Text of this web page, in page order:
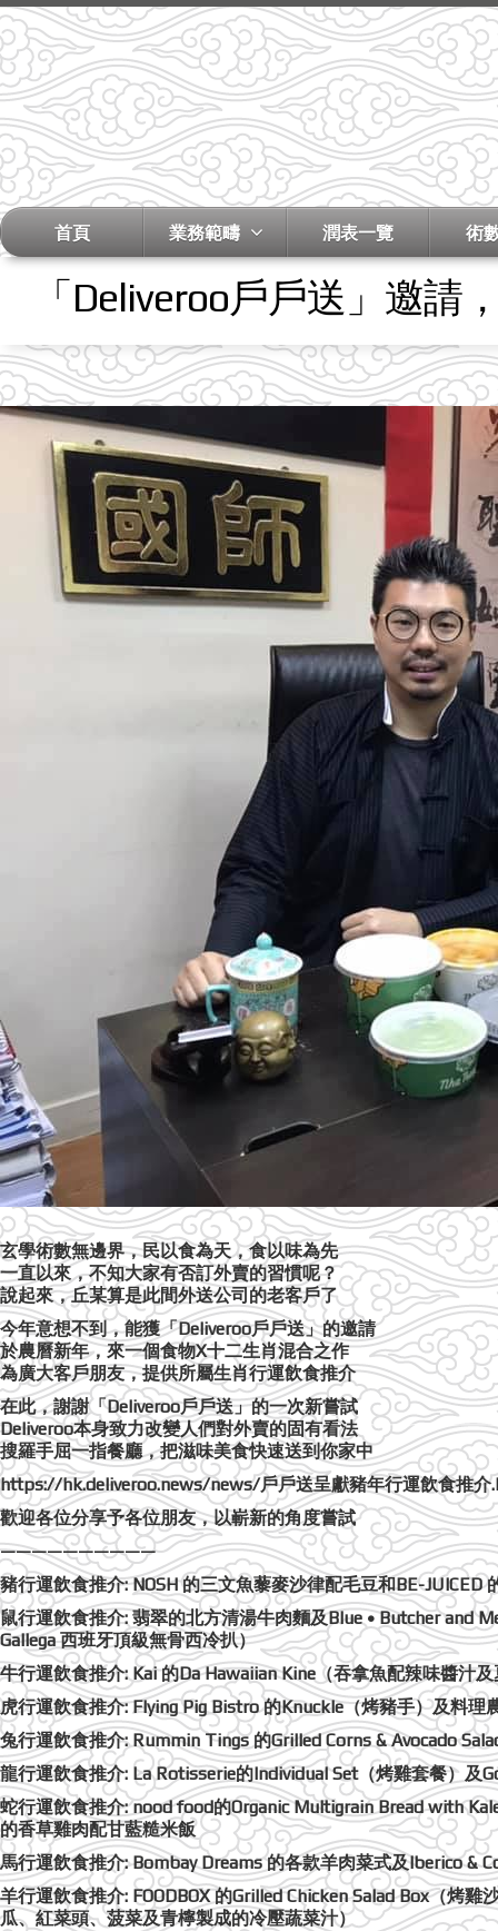
首頁 業務範疇 潤表一覽 術
「Deliveroo戶戶送」邀請
玄學術數無邊界，民以食為天，食以味為先
一直以來，不知大家有否訂外賣的習慣呢？
說起來，丘某算是此間外送公司的老客戶了
今年意想不到，能獲「Deliveroo戶戶送」的邀請
於農曆新年，來一個食物X十二生肖混合之作
為廣大客戶朋友，提供所屬生肖行運飲食推介
在此，謝謝「Deliveroo戶戶送」的一次新嘗試
Deliveroo本身致力改變人們對外賣的固有看法
搜羅手屈一指餐廳，把滋味美食快速送到你家中
https://hk.deliveroo.news/news/戶戶送呈獻豬年行運飲食推介
歡迎各位分享予各位朋友，以嶄新的角度嘗試
——————————
豬行運飲食推介: NOSH 的三文魚藜麥沙律配毛豆和BE-
鼠行運飲食推介: 翡翠的北方清湯牛肉麵及Blue • Butcher and
Gallega 西班牙頂級無骨西冷扒）
牛行運飲食推介: Kai 的Da Hawaiian Kine（吞拿魚配辣味醬汁
虎行運飲食推介: Flying Pig Bistro 的Knuckle（烤豬手）及料理
兔行運飲食推介: Rummin Tings 的Grilled Corns & Avocado
龍行運飲食推介: La Rotisserie的Individual Set（烤雞套餐）及
蛇行運飲食推介: nood food的Organic Multigrain Bread with
的香草雞肉配甘藍糙米飯
馬行運飲食推介: Bombay Dreams 的各款羊肉菜式及Iberico &
羊行運飲食推介: FOODBOX 的Grilled Chicken Salad Box（烤
瓜、紅菜頭、菠菜及青檸製成的冷壓蔬菜汁）